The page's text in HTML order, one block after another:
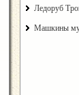
Ледоруб
Машкины